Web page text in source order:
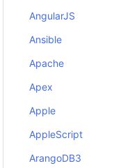
AngularJS
Ansible
Apache
Apex
Apple
AppleScript
ArangoDB3